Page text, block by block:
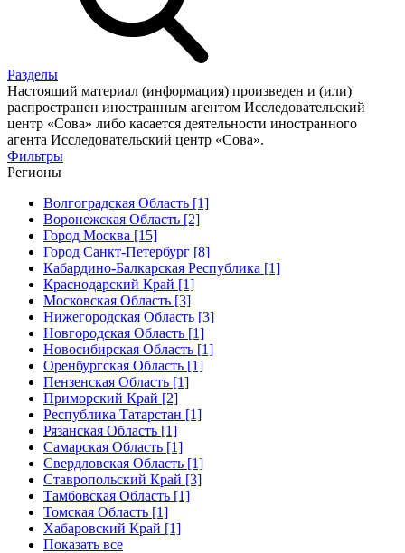
Разделы
Настоящий материал (информация) произведен и (или)
распространен иностранным агентом Исследовательский
центр «Сова» либо касается деятельности иностранного
агента Исследовательский центр «Сова».
Фильтры
Регионы
Волгоградская Область [1]
Воронежская Область [2]
Город Москва [15]
Город Санкт-Петербург [8]
Кабардино-Балкарская Республика [1]
Краснодарский Край [1]
Московская Область [3]
Нижегородская Область [3]
Новгородская Область [1]
Новосибирская Область [1]
Оренбургская Область [1]
Пензенская Область [1]
Приморский Край [2]
Республика Татарстан [1]
Рязанская Область [1]
Самарская Область [1]
Свердловская Область [1]
Ставропольский Край [3]
Тамбовская Область [1]
Томская Область [1]
Хабаровский Край [1]
Показать все